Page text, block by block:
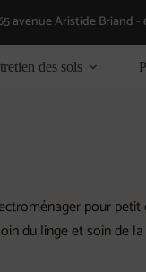
avenue Aristide Briand
des sols
pour
du linge et soin de